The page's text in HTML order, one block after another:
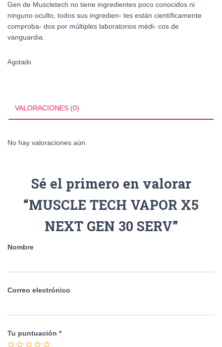
Gen de Muscletech no tiene ingredientes poco conocidos ni
ninguno oculto, todos sus ingredien- tes están científicamente
comproba- dos por múltiples laboratorios médi- cos de
vanguardia.
Agotado
VALORACIONES (0)
No hay valoraciones aún.
Sé el primero en valorar
“MUSCLE TECH VAPOR X5
NEXT GEN 30 SERV”
Nombre
Correo electrónico
Tu puntuación *